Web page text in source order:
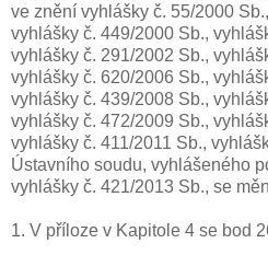
ve znění vyhlášky č. 55/2000
vyhlášky č. 449/2000 Sb.,
vyhlášky č. 291/2002 Sb.,
vyhlášky č. 620/2006 Sb.,
vyhlášky č. 439/2008 Sb.,
vyhlášky č. 472/2009 Sb.,
vyhlášky č. 411/2011 Sb.,
Ústavního soudu, vyhlášeného
vyhlášky č. 421/2013 Sb., se
1. V příloze v Kapitole 4 se bod